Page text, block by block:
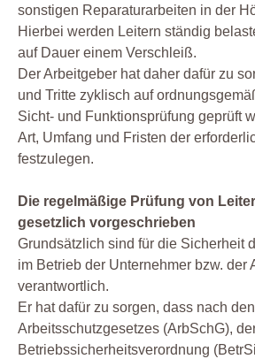
sonstigen Reparaturarbeiten in der
Hierbei werden Leitern ständig
auf Dauer einem Verschleiß.
Der Arbeitgeber hat daher dafür zu
und Tritte zyklisch auf
Sicht- und Funktionsprüfung geprüft
Art, Umfang und Fristen der
festzulegen.
Die regelmäßige Prüfung von
gesetzlich vorgeschrieben
Grundsätzlich sind für die Sicherheit
im Betrieb der Unternehmer bzw. der
verantwortlich.
Er hat dafür zu sorgen, dass nach
Arbeitsschutzgesetzes (ArbSchG),
Betriebssicherheitsverordnung